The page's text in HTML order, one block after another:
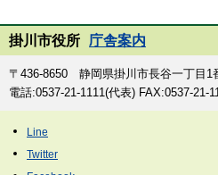
掛川市役所 庁舎案内
〒436-8650 静岡県掛川市長谷一丁目1
電話:0537-21-1111(代表) FAX:0537-21-